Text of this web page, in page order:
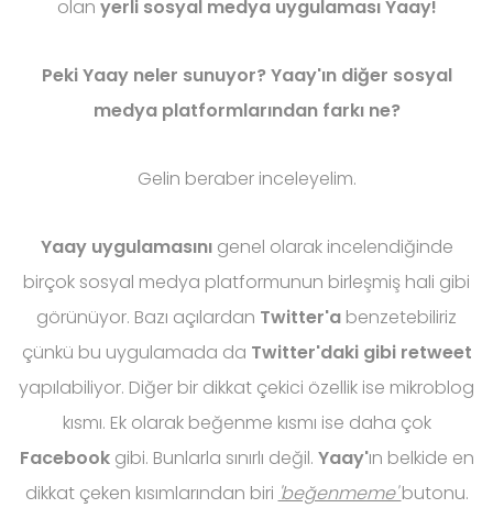
olan yerli sosyal medya uygulaması Yaay!
Peki Yaay neler sunuyor? Yaay'ın diğer sosyal
medya platformlarından farkı ne?
Gelin beraber inceleyelim.
Yaay uygulamasınıgenel olarak incelendiğinde
birçok sosyal medya platformunun birleşmiş hali gibi
görünüyor. Bazı açılardan Twitter'a benzetebiliriz
çünkü bu uygulamada da Twitter'daki gibi retweet
yapılabiliyor. Diğer bir dikkat çekici özellik ise mikroblog
kısmı. Ek olarak beğenme kısmı ise daha çok
Facebook gibi. Bunlarla sınırlı değil. Yaay'ın belkide en
dikkat çeken kısımlarından biri 'beğenmeme'butonu.